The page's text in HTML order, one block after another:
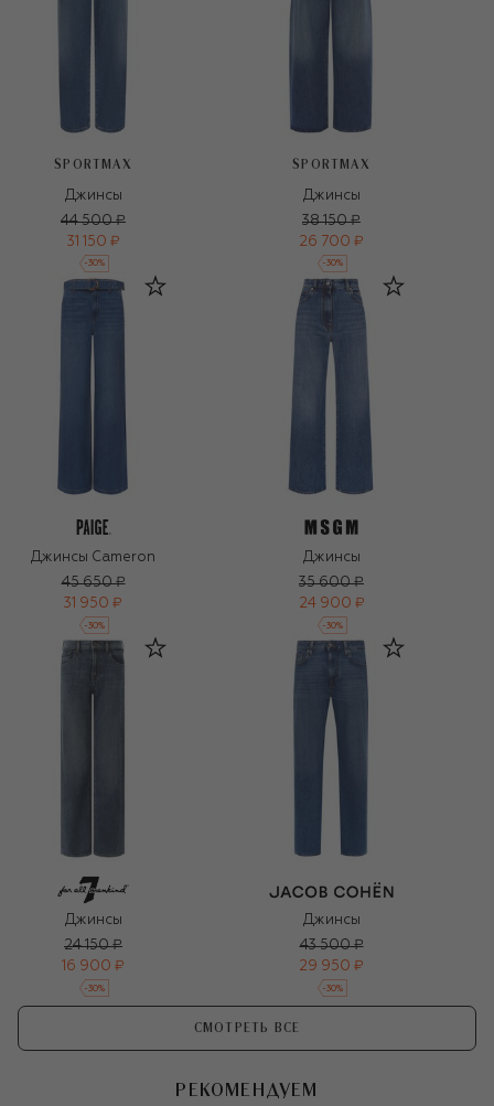
SPORTMAX
Джинсы
44 500 ₽
31 150 ₽
-30%
SPORTMAX
Джинсы
38 150 ₽
26 700 ₽
-30%
Джинсы Cameron
45 650 ₽
31 950 ₽
-30%
Джинсы
35 600 ₽
24 900 ₽
-30%
Джинсы
24 150 ₽
16 900 ₽
-30%
Джинсы
43 500 ₽
29 950 ₽
-30%
СМОТРЕТЬ ВСЕ
РЕКОМЕНДУЕМ